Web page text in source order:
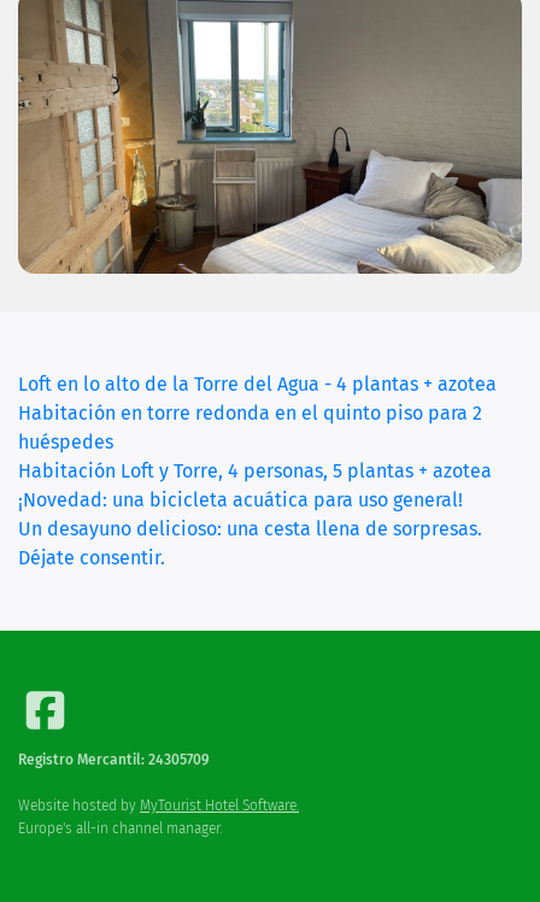
Loft en lo alto de la Torre del Agua - 4 plantas + azotea
Habitación en torre redonda en el quinto piso para 2
huéspedes(current)
Habitación Loft y Torre, 4 personas, 5 plantas + azotea
¡Novedad: una bicicleta acuática para uso general!
Un desayuno delicioso: una cesta llena de sorpresas.
Déjate consentir.
Registro Mercantil: 24305709
Website hosted by MyTourist Hotel Software.
Europe's all-in channel manager.